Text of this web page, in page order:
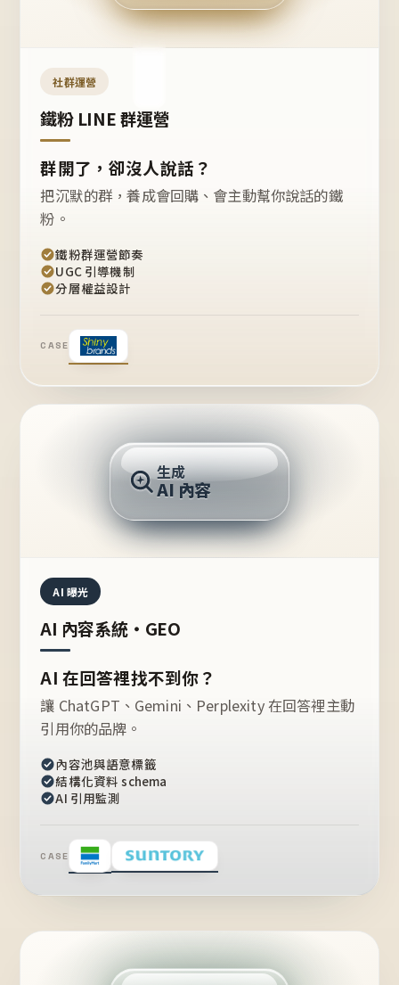
開團
嗎？
社群運營
鐵粉 LINE 群運營
群開了，卻沒人說話？
把沉默的群，養成會回購、會主動幫你說話的鐵
粉。
鐵粉群運營節奏
UGC 引導機制
分層權益設計
CASE
推薦的台灣品牌？
生成
AI 內容
AI 曝光
AI 內容系統・GEO
AI 在回答裡找不到你？
讓 ChatGPT、Gemini、Perplexity 在回答裡主動
引用你的品牌。
內容池與語意標籤
結構化資料 schema
AI 引用監測
CASE
點